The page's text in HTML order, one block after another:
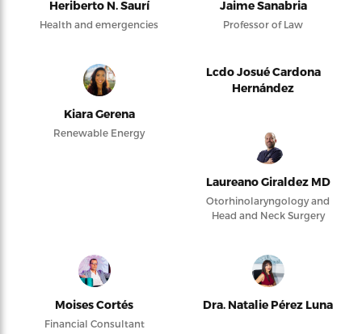
Heriberto N. Saurí
Health and emergencies
Jaime Sanabria
Professor of Law
Kiara Gerena
Renewable Energy
Lcdo Josué Cardona
Hernández
Laureano Giraldez MD
Otorhinolaryngology and
Head and Neck Surgery
Moises Cortés
Financial Consultant
Dra. Natalie Pérez Luna